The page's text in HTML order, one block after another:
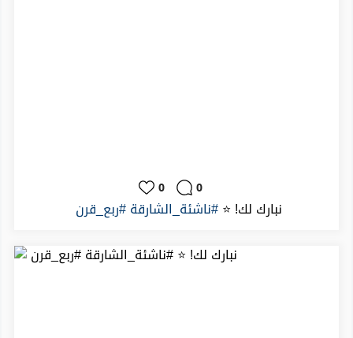
0 0
⁨ ⁨نبارك لك! ⭐️#ناشئة_الشارقة #ربع_قرن